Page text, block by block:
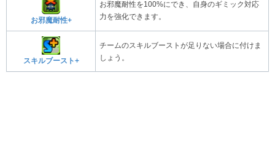
お邪魔耐性+
お邪魔耐性を100%にでき、自身のギミック対応
力を強化できます。
スキルブースト+
チームのスキルブーストが足りない場合に付けま
しょう。